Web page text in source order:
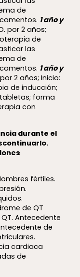
de
1 año y
por 2 años;
de
las
de
1 año y
2 años; Inicio:
de inducción;
forma
con
durante el
fértiles.
de QT
Antecedente
de
cardiaca
de